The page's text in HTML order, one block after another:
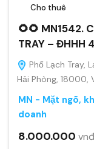
Cho thuê
🌻🌻 MN1542.
TRAY – ĐHHH
Phố Lạch Tray,
Hải Phòng, 18000,
MN - Mặt ngõ,
doanh
8.000.000